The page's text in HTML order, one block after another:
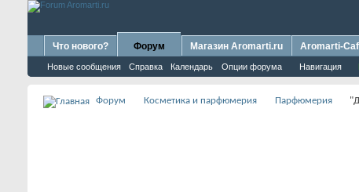
Что нового? Форум
Новые сообщения Справка Календарь Опции форума Навигация
Магазин Aromarti.ru Aromarti-
Форум Косметика и парфюмерия Парфюмерия